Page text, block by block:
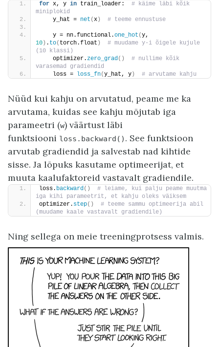
for x, y in train_loader:
# käime läbi kõik
miniplokid
    y_hat =
net (x ) # teeme ennustuse
    y = nn.functional.
one_hot (
10 ) . to( torch.float )
# muudame y-i õigele kujule
(10 klassi)
    optimizer.
zero_grad()
# nullime kõik
varasemad gradiendid
    loss =
loss_fn(y_hat, y ) # arvutame kahju
Nüüd kui kahju on arvutatud, peame me ka
arvutama, kuidas see kahju mõjutab iga
parameetri (w) väärtust läbi
funktsiooni loss.backward() . See funktsioon
arvutab gradiendid ja salvestab nad kihtide
sisse. Ja lõpuks kasutame optimeerijat, et
muuta kaalufaktoreid vastavalt gradiendile.
loss. backward()
# leiame, kui palju peame muutma
iga kihi parameetrit, et kahju oleks väiksem
optimizer. step()
# teeme sammu optimeerija abil
(muudame kaale vastavalt gradiendile)
Ning sellega on meie treeningprotsess valmis.